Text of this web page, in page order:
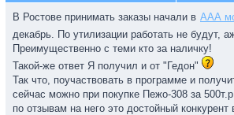
В Ростове принимать заказы начали в ААА
декабрь. По утилизации работать не будут,
Преимущественно с теми кто за наличку!
Такой-же ответ Я получил и от "Гедон"
Так что, поучаствовать в программе и
сейчас можно при покупке Пежо-308 за
по отзывам на него это достойный конкурент